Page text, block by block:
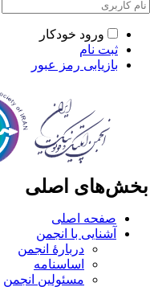
ورود خودکار
ثبت نام
بازیابی رمز عبور
اصلی
صفحه اصلی
آشنایی با انجمن
دربارۀ انجمن
اساسنامه
مسئولین انجمن